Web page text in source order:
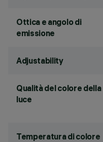
Ottica e angolo di
emissione
Adjustability
Qualità del colore della
luce
Temperatura di colore